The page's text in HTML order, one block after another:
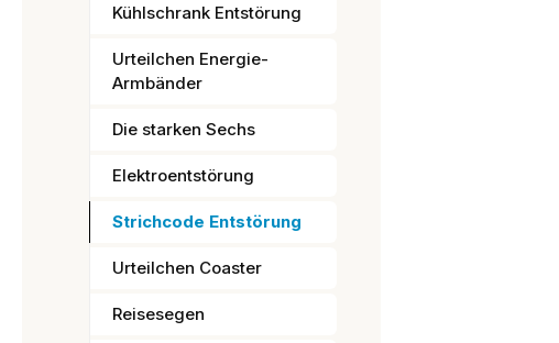
Kühlschrank Entstörung
Urteilchen Energie-
Armbänder
Die starken Sechs
Elektroentstörung
Strichcode Entstörung
Urteilchen Coaster
Reisesegen